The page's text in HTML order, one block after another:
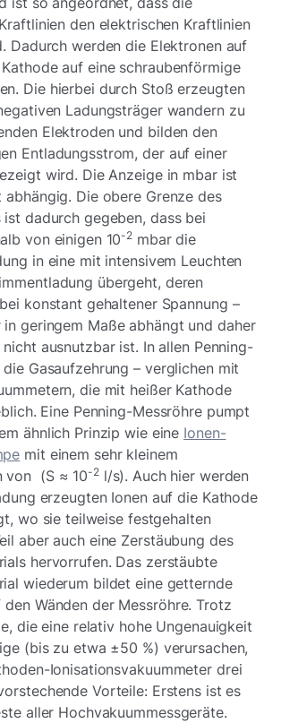
den elektrischen Kraftlinien
Dadurch werden die Elektronen auf
auf eine schraubenförmige
Die hierbei durch Stoß erzeugten
Ladungsträger wandern zu
Elektroden und bilden den
Entladungsstrom, der auf einer
wird. Die Anzeige in mbar ist
Die obere Grenze des
ist dadurch gegeben, dass bei
von einigen 10-2 mbar die
in eine mit intensivem Leuchten
übergeht, deren
konstant gehaltener Spannung –
geringem Maße abhängt und daher
ausnutzbar ist. In allen Penning-
Gasaufzehrung – verglichen mit
die mit heißer Kathode
Eine Penning-Messröhre pumpt
ähnlich Prinzip wie eine Ionen-
mit einem sehr kleinem
von (S ≈ 10-2l/s). Auch hier werden
erzeugten Ionen auf die Kathode
wo sie teilweise festgehalten
aber auch eine Zerstäubung des
hervorrufen. Das zerstäubte
wiederum bildet eine getternde
Wänden der Messröhre. Trotz
die eine relativ hohe Ungenauigkeit
(bis zu etwa ±50 %) verursachen,
Ionisationsvakuummeter drei
Vorteile: Erstens ist es
aller Hochvakuummessgeräte.